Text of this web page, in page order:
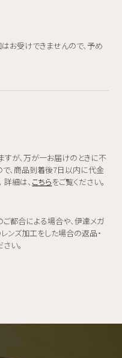
お受けできませんので、予め
すが、万が一お届けのときに不
、商品到着後7日以内に代金
細は、 こちらをご覧ください。
都合による場合や、伊達メガ
レンズ加工をした場合の返品・
い。